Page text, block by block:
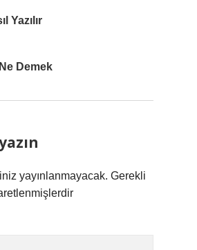
Yazılır
Demek
yayınlanmayacak. Gerekli